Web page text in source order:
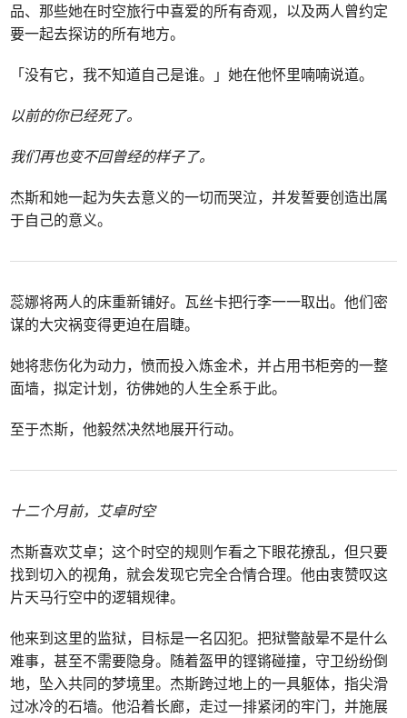
品、那些她在时空旅行中喜爱的所有奇观，以及两人曾约定
要一起去探访的所有地方。
「没有它，我不知道自己是谁。」她在他怀里喃喃说道。
以前的你已经死了。
我们再也变不回曾经的样子了。
杰斯和她一起为失去意义的一切而哭泣，并发誓要创造出属
于自己的意义。
蕊娜将两人的床重新铺好。瓦丝卡把行李一一取出。他们密
谋的大灾祸变得更迫在眉睫。
她将悲伤化为动力，愤而投入炼金术，并占用书柜旁的一整
面墙，拟定计划，彷佛她的人生全系于此。
至于杰斯，他毅然决然地展开行动。
十二个月前，艾卓时空
杰斯喜欢艾卓；这个时空的规则乍看之下眼花撩乱，但只要
找到切入的视角，就会发现它完全合情合理。他由衷赞叹这
片天马行空中的逻辑规律。
他来到这里的监狱，目标是一名囚犯。把狱警敲晕不是什么
难事，甚至不需要隐身。随着盔甲的铿锵碰撞，守卫纷纷倒
地，坠入共同的梦境里。杰斯跨过地上的一具躯体，指尖滑
过冰冷的石墙。他沿着长廊，走过一排紧闭的牢门，并施展